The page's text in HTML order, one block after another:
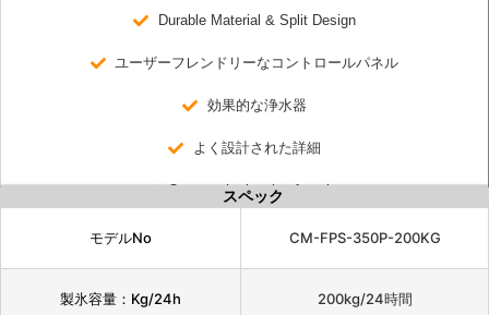
Durable Material & Split Design
ユーザーフレンドリーなコントロールパネル
効果的な浄水器
よく設計された詳細
One-touch cleaning function
スペック
モデルNo CM-FPS-350P-200KG
製氷容量：Kg/24h 200kg/24時間